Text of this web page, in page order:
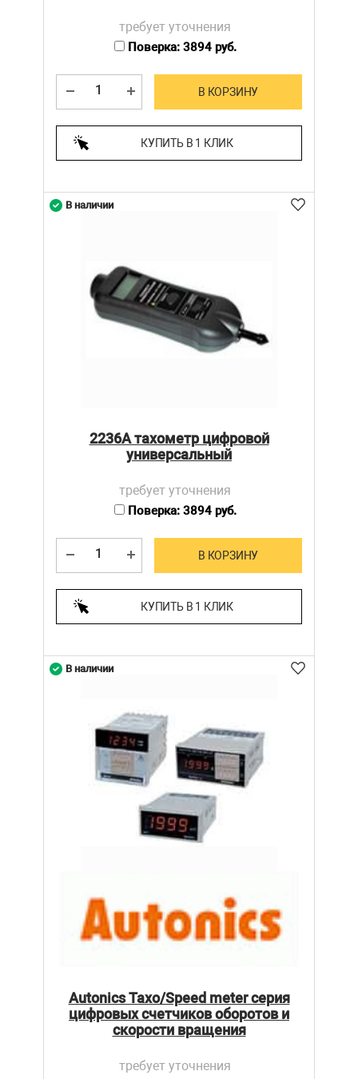
требует уточнения
Поверка: 3894 руб.
В КОРЗИНУ
КУПИТЬ В 1 КЛИК
2236А тахометр цифровой
универсальный
требует уточнения
Поверка: 3894 руб.
В КОРЗИНУ
КУПИТЬ В 1 КЛИК
В наличии
Autonics Taxo/Speed meter серия
цифровых счетчиков оборотов и
скорости вращения
требует уточнения
В наличии